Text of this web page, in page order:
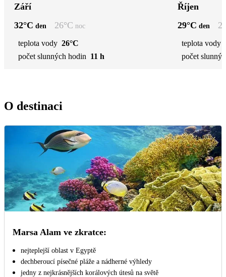
Září
32°C den 26°C noc
teplota vody 26°C
počet slunných hodin 11 h
Říjen
29°C den
teplota vody
počet
O destinaci
Marsa Alam ve zkratce:
nejteplejší oblast v Egyptě
dechberoucí písečné pláže a nádherné výhledy
jedny z nejkrásnějších korálových útesů na světě